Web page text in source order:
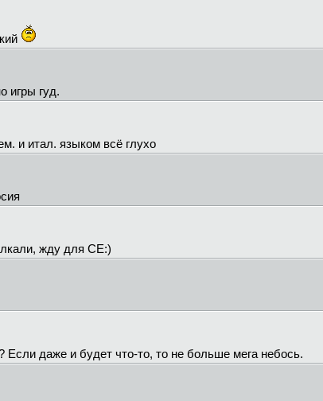
игры гуд.
и итал. языком всё глухо
жду для СЕ:)
Если даже и будет что-то, то не больше мега небось.